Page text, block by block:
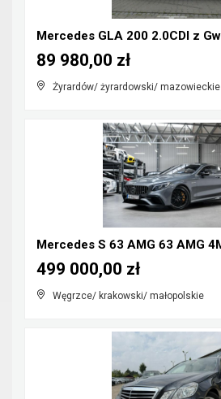
Żyrardów/ żyrardowski/ mazowieckie
89 980,00 zł
Węgrzce/ krakowski/ małopolskie
499 000,00 zł